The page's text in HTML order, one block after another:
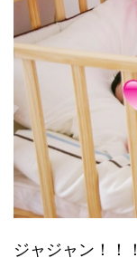
ジャジャン！！！